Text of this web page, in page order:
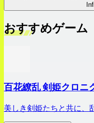
おすすめゲーム
百花繚乱 剣姫クロニ
美しき剣姫たちと共に、